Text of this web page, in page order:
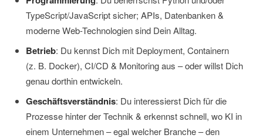
TypeScript/JavaScript sicher; APIs, Datenbanken &
moderne Web-Technologien sind Dein Alltag.
Betrieb: Du kennst Dich mit Deployment, Containern
(z. B. Docker), CI/CD & Monitoring aus – oder willst Dich
genau dorthin entwickeln.
Geschäftsverständnis: Du interessierst Dich für die
Prozesse hinter der Technik & erkennst schnell, wo KI in
einem Unternehmen – egal welcher Branche – den